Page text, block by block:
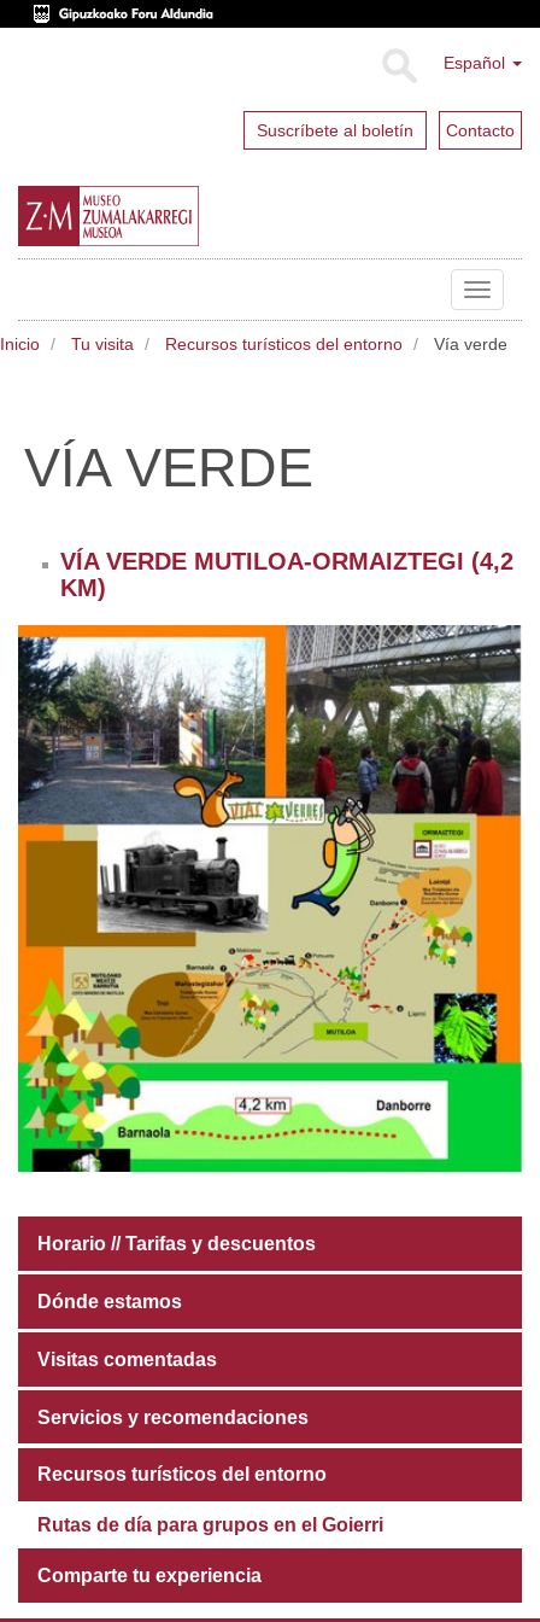
Español
Suscríbete al boletín Contacto
Toggle
Inicio Tu visita Recursos turísticos del entorno Vía verde
VÍA VERDE
VÍA VERDE MUTILOA-ORMAIZTEGI (4,2
KM)
Horario // Tarifas y descuentos
Dónde estamos
Visitas comentadas
Servicios y recomendaciones
Recursos turísticos del entorno
Rutas de día para grupos en el Goierri
Comparte tu experiencia